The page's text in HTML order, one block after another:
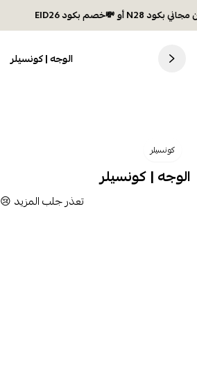
الوجه | كونسيلر
كونسيلر
الوجه | كونسيلر
تعذر جلب المزيد 😢